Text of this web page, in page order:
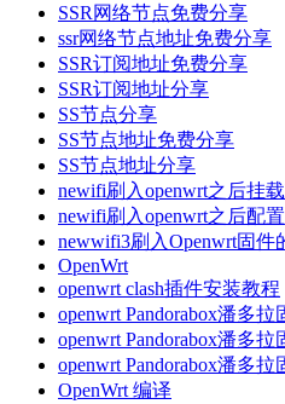
SSR网络节点免费分享
ssr网络节点地址免费分享
SSR订阅地址免费分享
SSR订阅地址分享
SS节点分享
SS节点地址免费分享
SS节点地址分享
newifi刷入openwrt之后挂
newifi刷入openwrt之后配置
newwifi3刷入Openwrt固件
OpenWrt
openwrt clash插件安装教程
openwrt Pandorabox潘多拉
openwrt Pandorabox潘多
openwrt Pandorabox潘多
OpenWrt 编译